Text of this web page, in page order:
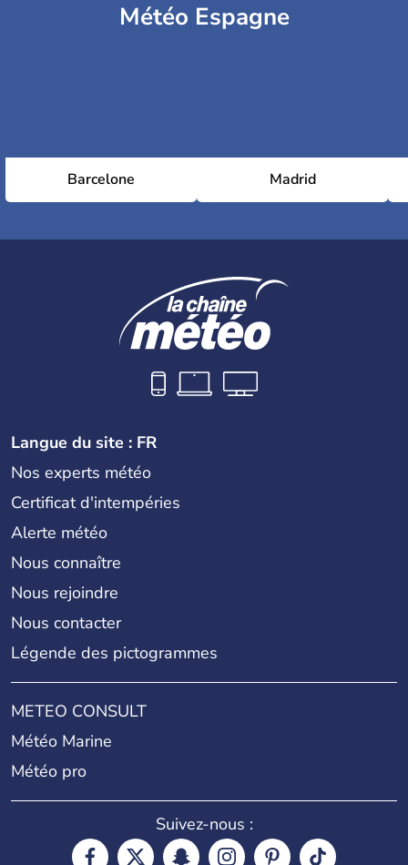
Météo Espagne
Barcelone Madrid
Langue du site : FR
Nos experts météo
Certificat d'intempéries
Alerte météo
Nous connaître
Nous rejoindre
Nous contacter
Légende des pictogrammes
METEO CONSULT
Météo Marine
Météo pro
Suivez-nous :